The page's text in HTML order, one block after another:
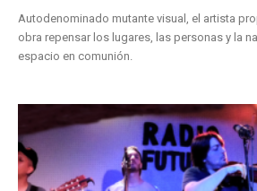
Autodenominado mutante visual, el artista
obra repensar los lugares, las personas y la
espacio en comunión.